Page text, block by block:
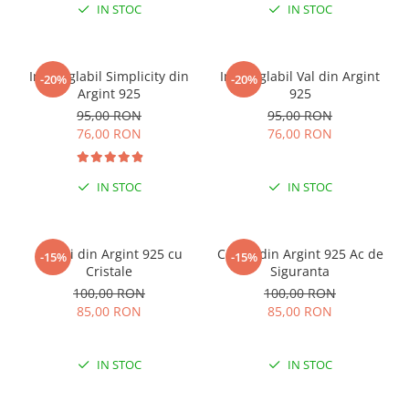
IN STOC IN STOC
-20%
Inel reglabil Simplicity din
Argint 925
95,00 RON
76,00 RON
IN STOC
-20%
Inel reglabil Val din Argint
925
95,00 RON
76,00 RON
IN STOC
-15%
Cercei din Argint 925 cu
Cristale
100,00 RON
85,00 RON
IN STOC
-15%
Cercei din Argint 925 Ac de
Siguranta
100,00 RON
85,00 RON
IN STOC